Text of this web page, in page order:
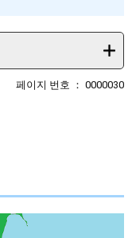
페이지 번호 ： 0000030